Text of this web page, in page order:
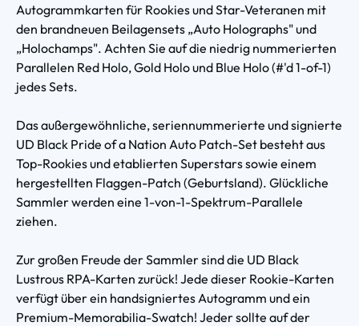
Autogrammkarten für Rookies und Star-Veteranen mit
den brandneuen Beilagensets „Auto Holographs" und
„Holochamps". Achten Sie auf die niedrig nummerierten
Parallelen Red Holo, Gold Holo und Blue Holo (#'d 1-of-1)
jedes Sets.
Das außergewöhnliche, seriennummerierte und signierte
UD Black Pride of a Nation Auto Patch-Set besteht aus
Top-Rookies und etablierten Superstars sowie einem
hergestellten Flaggen-Patch (Geburtsland). Glückliche
Sammler werden eine 1-von-1-Spektrum-Parallele
ziehen.
Zur großen Freude der Sammler sind die UD Black
Lustrous RPA-Karten zurück! Jede dieser Rookie-Karten
verfügt über ein handsigniertes Autogramm und ein
Premium-Memorabilia-Swatch! Jeder sollte auf der